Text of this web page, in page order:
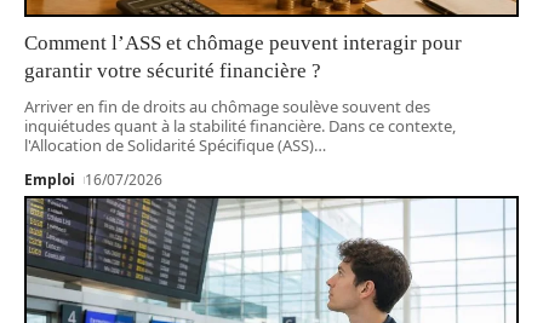
Comment l’ASS et chômage peuvent interagir pour
garantir votre sécurité financière ?
Arriver en fin de droits au chômage soulève souvent des
inquiétudes quant à la stabilité financière. Dans ce contexte,
l'Allocation de Solidarité Spécifique (ASS)…
Emploi 16/07/2026